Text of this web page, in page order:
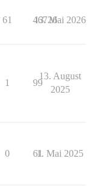
61 46726
13. Mai 2026
1 99
13. August
2025
0 611. Mai 2025